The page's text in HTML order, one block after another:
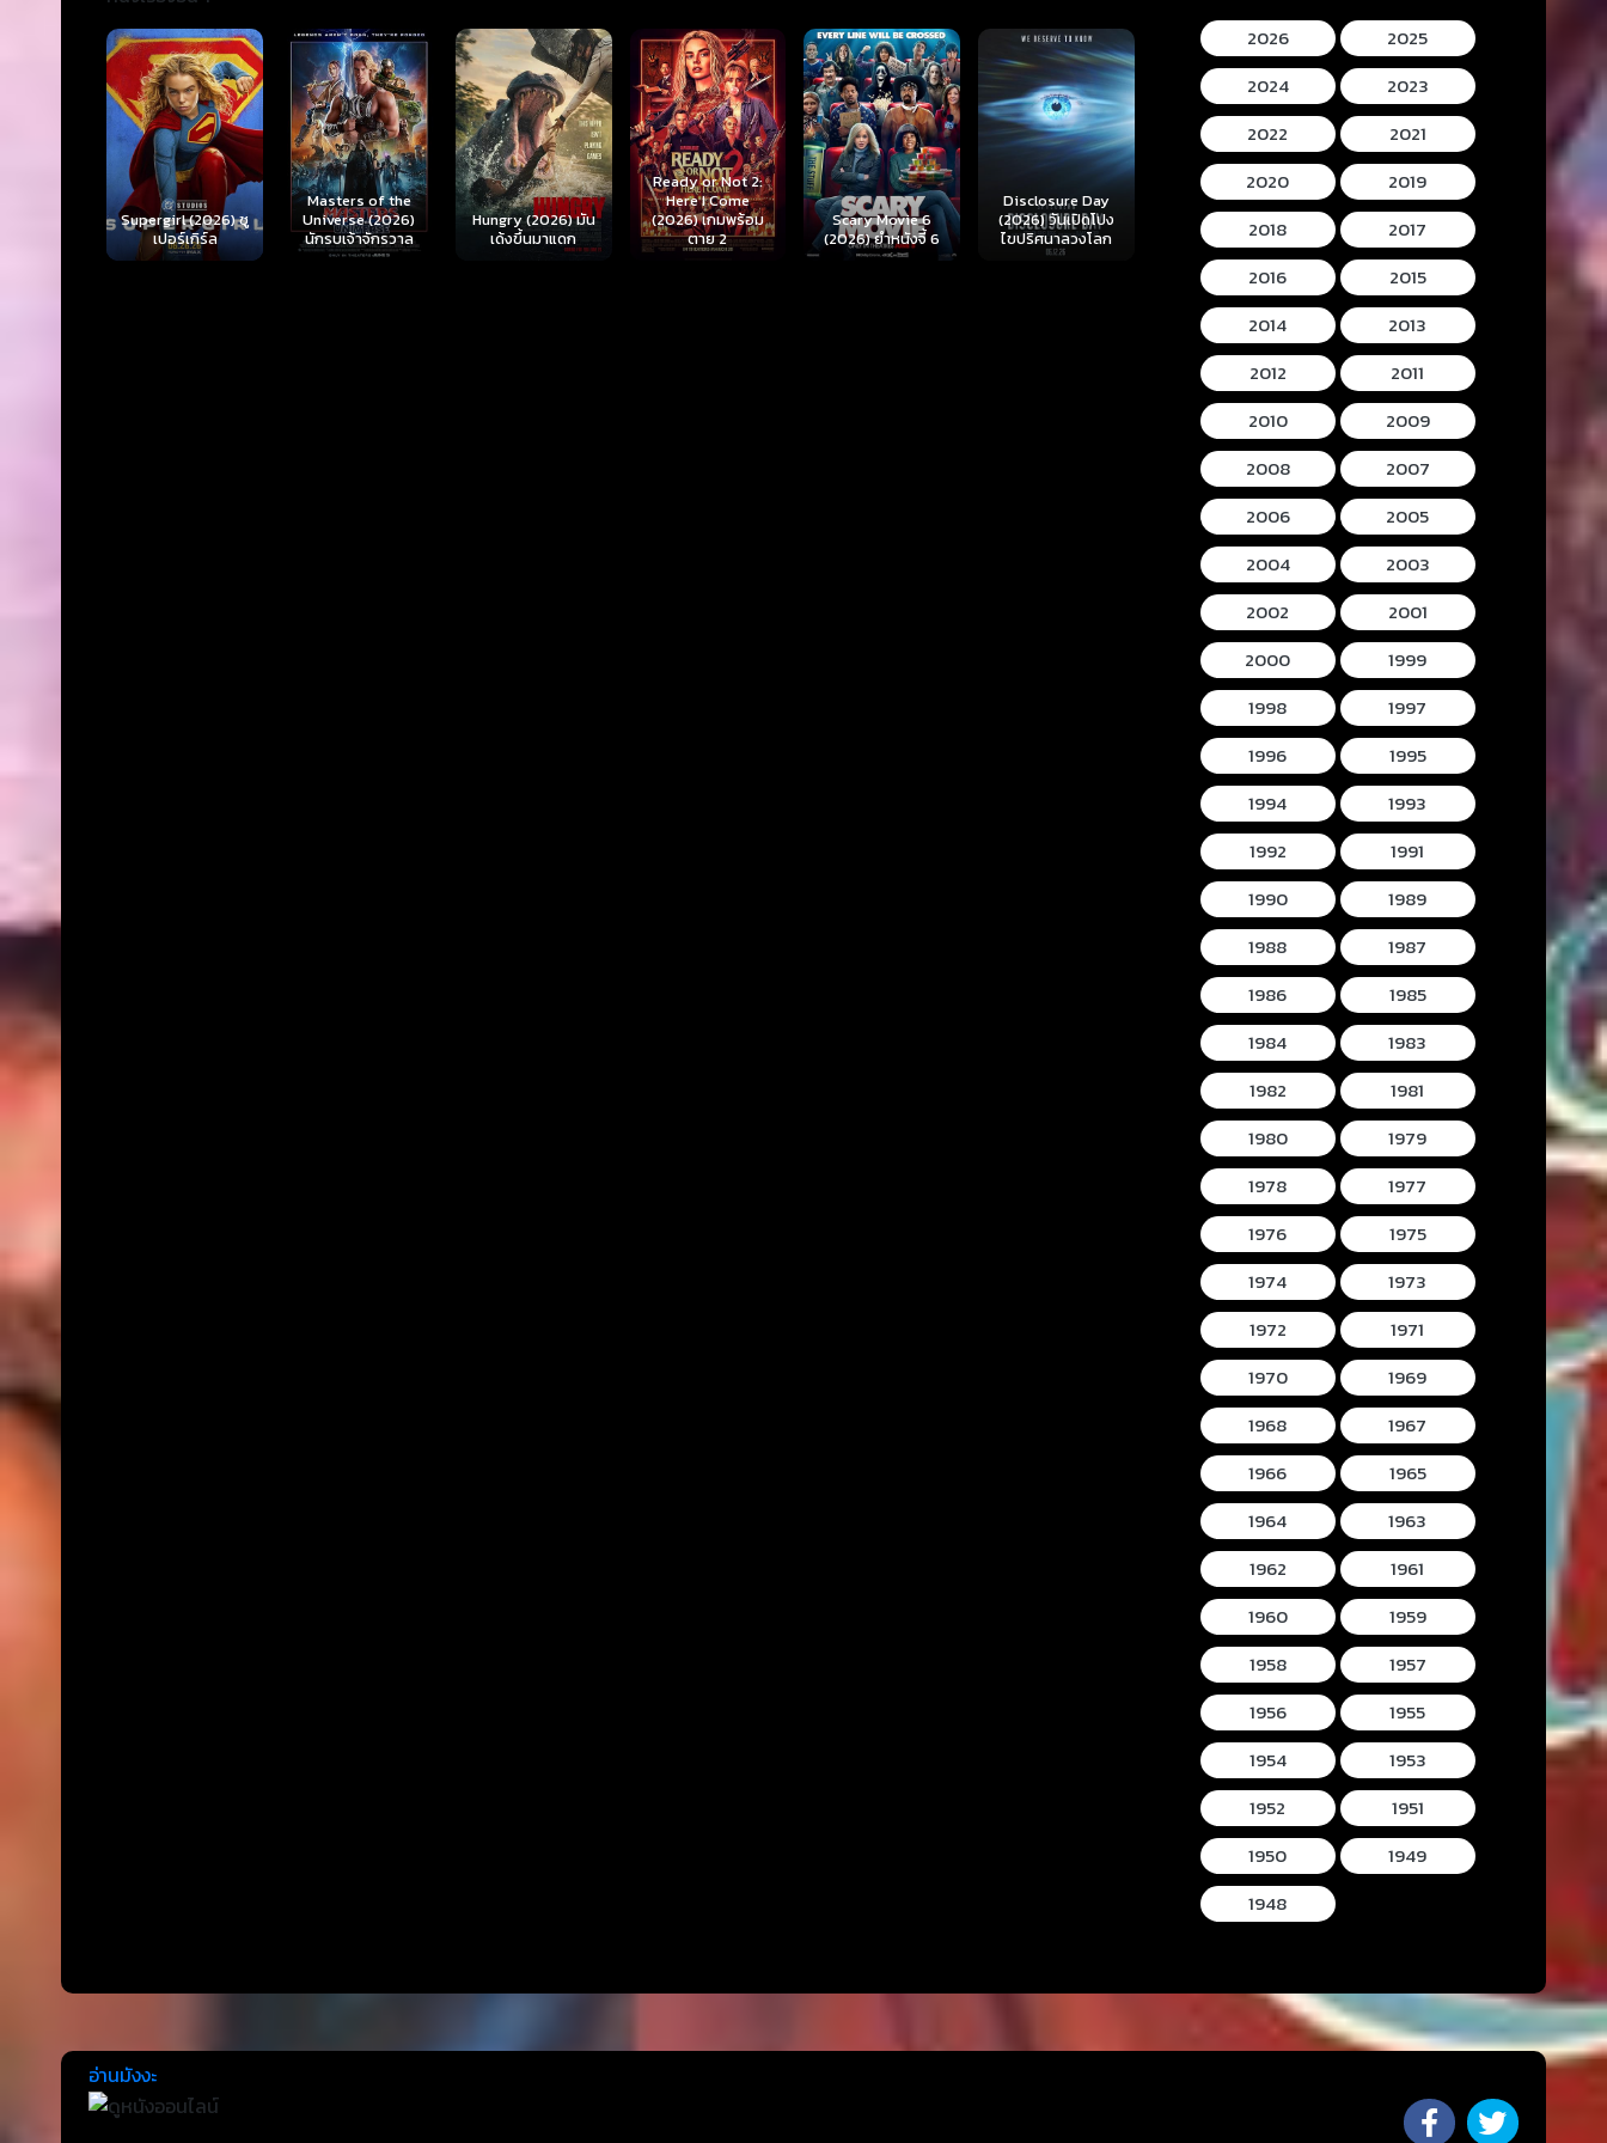
Masters of the
Universe (2026)
นักรบเจ้าจักรวาล
Hungry (2026) มัน
เด้งขึ้นมาแดก
Ready or Not 2:
Here I Come
(2026) เกมพร้อม
ตาย 2
Scary Movie 6
(2026) ยำหนังจี้ 6
Disclosure Day
(2026) วันเปิดโปง
ไขปริศนาลวงโลก
Backrooms (2026)
นรกห้องลับ
Hokum (2026) ห้อง
กุมวิญญาณ
Mortal Kombat II
(2026) มอร์ทัล คอม
แบท 2
Mummy
โครนิน เดอ
2026
2025
2024
2023
2022
2021
2020
2019
2018
2017
2016
2015
2014
2013
2012
2011
2010
2009
2008
2007
2006
2005
2004
2003
2002
2001
2000
1999
1998
1997
1996
1995
1994
1993
1992
1991
1990
1989
1988
1987
1986
1985
1984
1983
1982
1981
1980
1979
1978
1977
1976
1975
1974
1973
1972
1971
1970
1969
1968
1967
1966
1965
1964
1963
1962
1961
1960
1959
1958
1957
1956
1955
1954
1953
1952
1951
1950
1949
1948
อ่านมังงะ